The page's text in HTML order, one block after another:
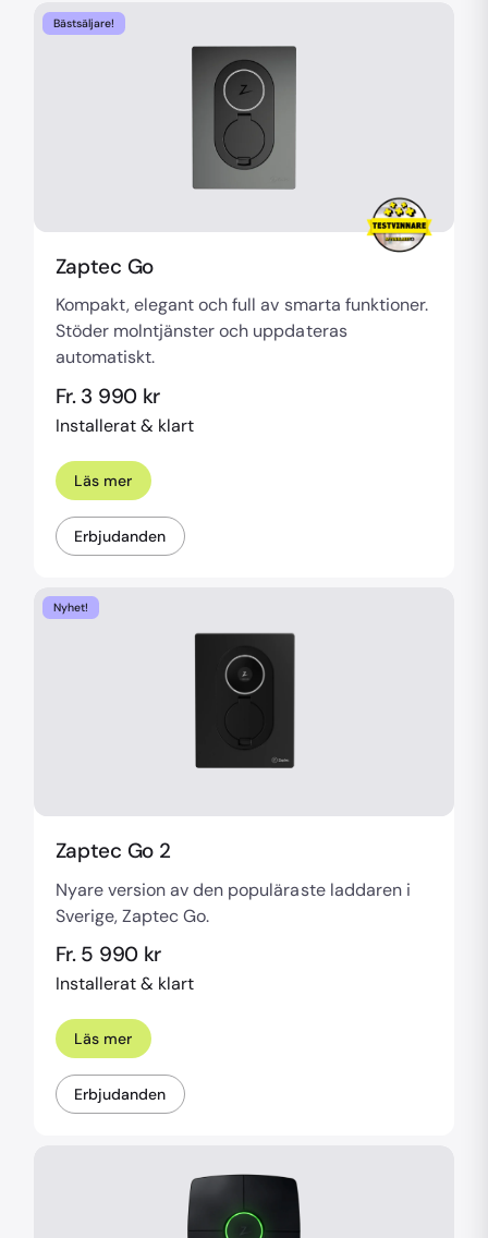
Bästsäljare!
Zaptec Go
Kompakt, elegant och full av smarta funktioner.
Stöder molntjänster och uppdateras
automatiskt.
Fr. 3 990 kr
Installerat & klart
Läs mer
Erbjudanden
Nyhet!
Zaptec Go 2
Nyare version av den populäraste laddaren i
Sverige, Zaptec Go.
Fr. 5 990 kr
Installerat & klart
Läs mer
Erbjudanden